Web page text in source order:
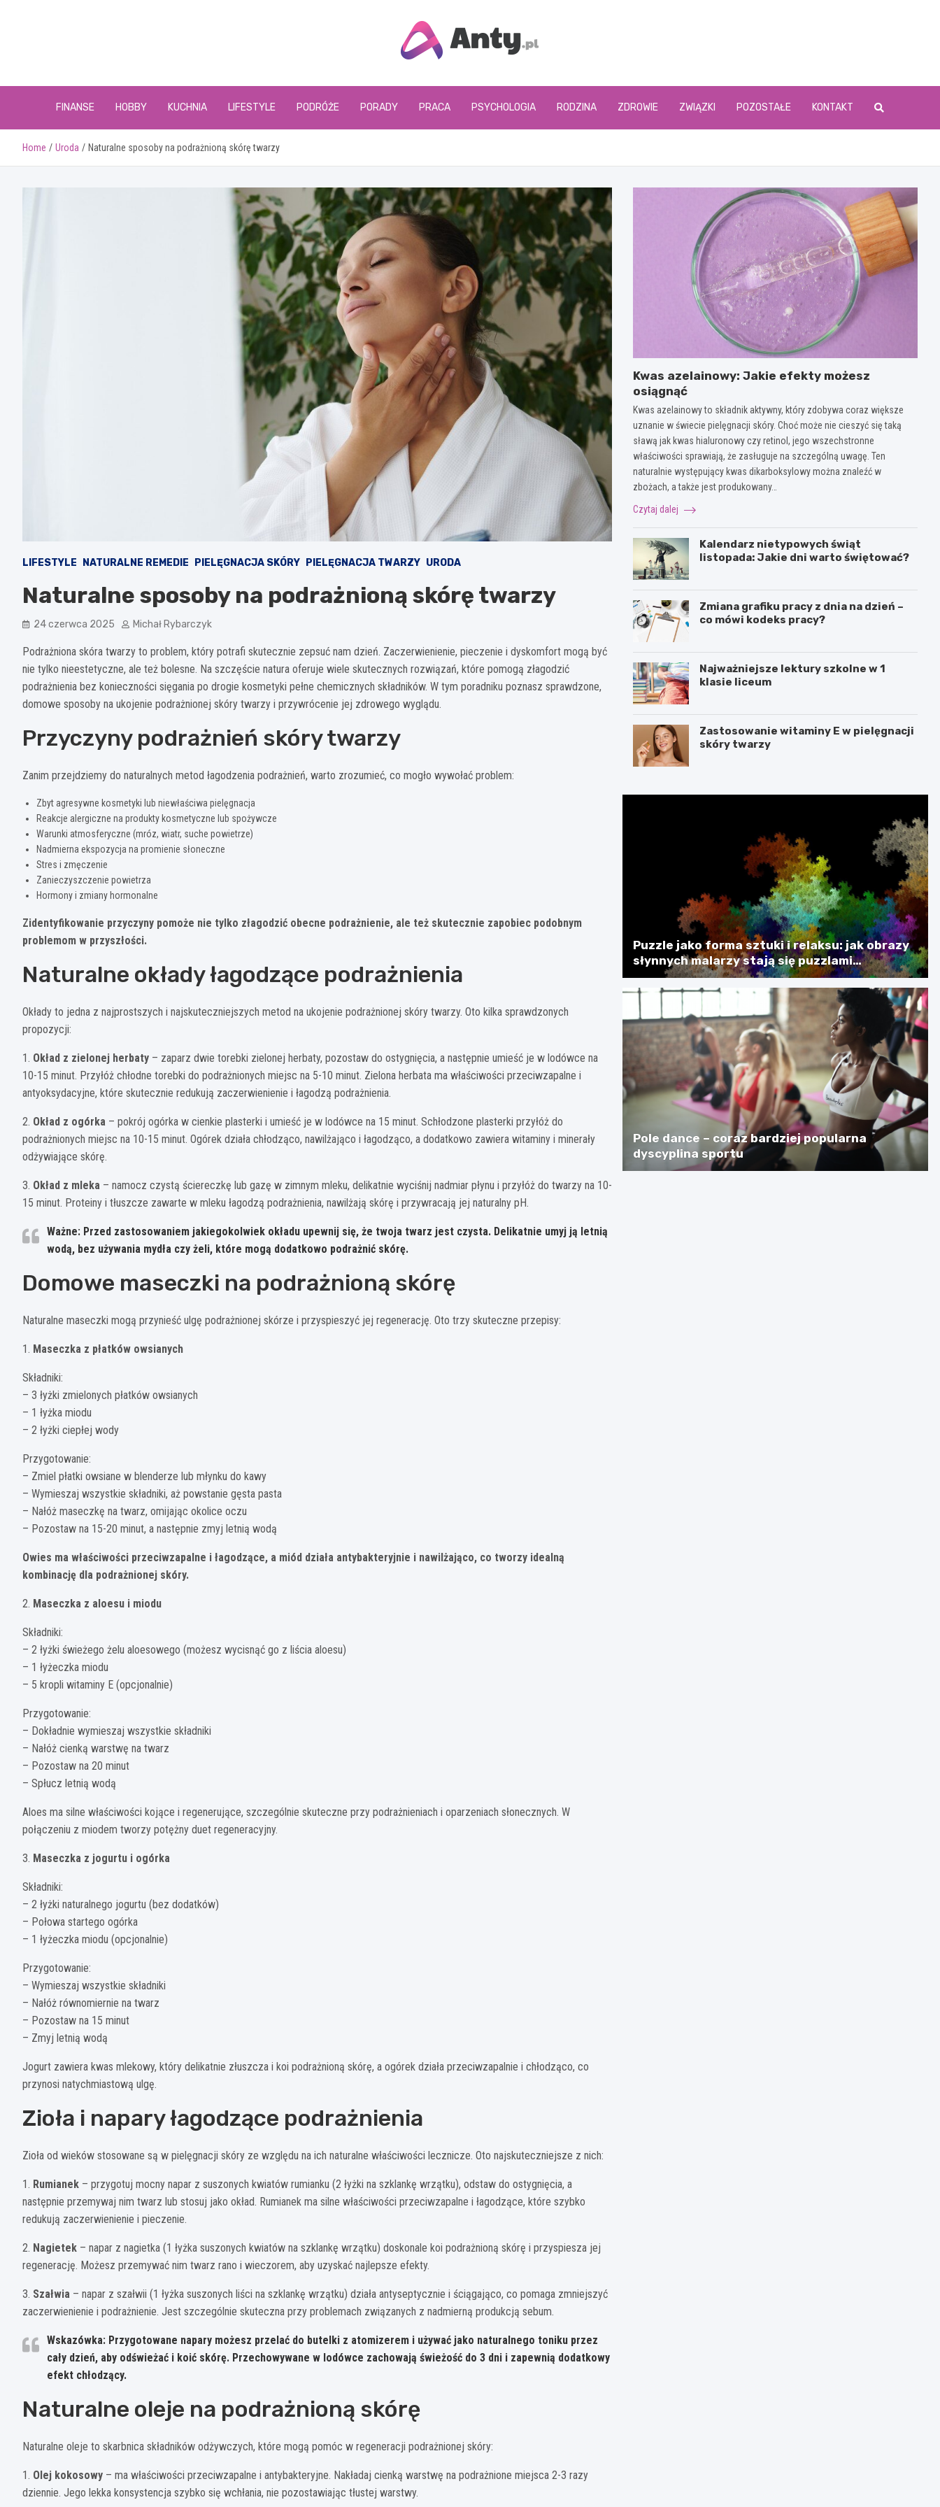
www.anty.pl
FINANSE HOBBY KUCHNIA LIFESTYLE PODRÓŻE PORADY PRACA PSYCHOLOGIA RODZINA ZDROWIE ZWIĄZKI POZOSTAŁE KONTAKT
Home Uroda Naturalne sposoby na podrażnioną skórę twarzy
LIFESTYLE NATURALNE REMEDIE PIELĘGNACJA SKÓRY PIELĘGNACJA TWARZY URODA
Naturalne sposoby na podrażnioną skórę twarzy
24 czerwca 2025 Michał Rybarczyk
Podrażniona skóra twarzy to problem, który potrafi skutecznie zepsuć nam dzień. Zaczerwienienie, pieczenie i dyskomfort mogą być
nie tylko nieestetyczne, ale też bolesne. Na szczęście natura oferuje wiele skutecznych rozwiązań, które pomogą złagodzić
podrażnienia bez konieczności sięgania po drogie kosmetyki pełne chemicznych składników. W tym poradniku poznasz sprawdzone,
domowe sposoby na ukojenie podrażnionej skóry twarzy i przywrócenie jej zdrowego wyglądu.
Przyczyny podrażnień skóry twarzy
Zanim przejdziemy do naturalnych metod łagodzenia podrażnień, warto zrozumieć, co mogło wywołać problem:
Zbyt agresywne kosmetyki lub niewłaściwa pielęgnacja
Reakcje alergiczne na produkty kosmetyczne lub spożywcze
Warunki atmosferyczne (mróz, wiatr, suche powietrze)
Nadmierna ekspozycja na promienie słoneczne
Stres i zmęczenie
Zanieczyszczenie powietrza
Hormony i zmiany hormonalne
Zidentyfikowanie przyczyny pomoże nie tylko złagodzić obecne podrażnienie, ale też skutecznie zapobiec podobnym
problemom w przyszłości.
Naturalne okłady łagodzące podrażnienia
Okłady to jedna z najprostszych i najskuteczniejszych metod na ukojenie podrażnionej skóry twarzy. Oto kilka sprawdzonych
propozycji:
1. Okład z zielonej herbaty – zaparz dwie torebki zielonej herbaty, pozostaw do ostygnięcia, a następnie umieść je w lodówce na
10-15 minut. Przyłóż chłodne torebki do podrażnionych miejsc na 5-10 minut. Zielona herbata ma właściwości przeciwzapalne i
antyoksydacyjne, które skutecznie redukują zaczerwienienie i łagodzą podrażnienia.
2. Okład z ogórka – pokrój ogórka w cienkie plasterki i umieść je w lodówce na 15 minut. Schłodzone plasterki przyłóż do
podrażnionych miejsc na 10-15 minut. Ogórek działa chłodząco, nawilżająco i łagodząco, a dodatkowo zawiera witaminy i minerały
odżywiające skórę.
3. Okład z mleka – namocz czystą ściereczkę lub gazę w zimnym mleku, delikatnie wyciśnij nadmiar płynu i przyłóż do twarzy na 10-
15 minut. Proteiny i tłuszcze zawarte w mleku łagodzą podrażnienia, nawilżają skórę i przywracają jej naturalny pH.
Ważne: Przed zastosowaniem jakiegokolwiek okładu upewnij się, że twoja twarz jest czysta. Delikatnie umyj ją letnią
wodą, bez używania mydła czy żeli, które mogą dodatkowo podrażnić skórę.
Domowe maseczki na podrażnioną skórę
Naturalne maseczki mogą przynieść ulgę podrażnionej skórze i przyspieszyć jej regenerację. Oto trzy skuteczne przepisy:
1. Maseczka z płatków owsianych
Składniki:
– 3 łyżki zmielonych płatków owsianych
– 1 łyżka miodu
– 2 łyżki ciepłej wody
Przygotowanie:
– Zmiel płatki owsiane w blenderze lub młynku do kawy
– Wymieszaj wszystkie składniki, aż powstanie gęsta pasta
– Nałóż maseczkę na twarz, omijając okolice oczu
– Pozostaw na 15-20 minut, a następnie zmyj letnią wodą
Owies ma właściwości przeciwzapalne i łagodzące, a miód działa antybakteryjnie i nawilżająco, co tworzy idealną
kombinację dla podrażnionej skóry.
2. Maseczka z aloesu i miodu
Składniki:
– 2 łyżki świeżego żelu aloesowego (możesz wycisnąć go z liścia aloesu)
– 1 łyżeczka miodu
– 5 kropli witaminy E (opcjonalnie)
Przygotowanie:
– Dokładnie wymieszaj wszystkie składniki
– Nałóż cienką warstwę na twarz
– Pozostaw na 20 minut
– Spłucz letnią wodą
Aloes ma silne właściwości kojące i regenerujące, szczególnie skuteczne przy podrażnieniach i oparzeniach słonecznych. W
połączeniu z miodem tworzy potężny duet regeneracyjny.
3. Maseczka z jogurtu i ogórka
Składniki:
– 2 łyżki naturalnego jogurtu (bez dodatków)
– Połowa startego ogórka
– 1 łyżeczka miodu (opcjonalnie)
Przygotowanie:
– Wymieszaj wszystkie składniki
– Nałóż równomiernie na twarz
– Pozostaw na 15 minut
– Zmyj letnią wodą
Jogurt zawiera kwas mlekowy, który delikatnie złuszcza i koi podrażnioną skórę, a ogórek działa przeciwzapalnie i chłodząco, co
przynosi natychmiastową ulgę.
Zioła i napary łagodzące podrażnienia
Zioła od wieków stosowane są w pielęgnacji skóry ze względu na ich naturalne właściwości lecznicze. Oto najskuteczniejsze z nich:
1. Rumianek – przygotuj mocny napar z suszonych kwiatów rumianku (2 łyżki na szklankę wrzątku), odstaw do ostygnięcia, a
następnie przemywaj nim twarz lub stosuj jako okład. Rumianek ma silne właściwości przeciwzapalne i łagodzące, które szybko
redukują zaczerwienienie i pieczenie.
2. Nagietek – napar z nagietka (1 łyżka suszonych kwiatów na szklankę wrzątku) doskonale koi podrażnioną skórę i przyspiesza jej
regenerację. Możesz przemywać nim twarz rano i wieczorem, aby uzyskać najlepsze efekty.
3. Szałwia – napar z szałwii (1 łyżka suszonych liści na szklankę wrzątku) działa antyseptycznie i ściągająco, co pomaga zmniejszyć
zaczerwienienie i podrażnienie. Jest szczególnie skuteczna przy problemach związanych z nadmierną produkcją sebum.
Wskazówka: Przygotowane napary możesz przelać do butelki z atomizerem i używać jako naturalnego toniku przez
cały dzień, aby odświeżać i koić skórę. Przechowywane w lodówce zachowają świeżość do 3 dni i zapewnią dodatkowy
efekt chłodzący.
Naturalne oleje na podrażnioną skórę
Naturalne oleje to skarbnica składników odżywczych, które mogą pomóc w regeneracji podrażnionej skóry:
1. Olej kokosowy – ma właściwości przeciwzapalne i antybakteryjne. Nakładaj cienką warstwę na podrażnione miejsca 2-3 razy
dziennie. Jego lekka konsystencja szybko się wchłania, nie pozostawiając tłustej warstwy.
Kwas azelainowy: Jakie efekty możesz
osiągnąć
Kwas azelainowy to składnik aktywny, który zdobywa coraz większe
uznanie w świecie pielęgnacji skóry. Choć może nie cieszyć się taką
sławą jak kwas hialuronowy czy retinol, jego wszechstronne
właściwości sprawiają, że zasługuje na szczególną uwagę. Ten
naturalnie występujący kwas dikarboksylowy można znaleźć w
zbożach, a także jest produkowany…
Czytaj dalej
Kalendarz nietypowych świąt
listopada: Jakie dni warto świętować?
Zmiana grafiku pracy z dnia na dzień –
co mówi kodeks pracy?
Najważniejsze lektury szkolne w 1
klasie liceum
Zastosowanie witaminy E w pielęgnacji
skóry twarzy
Puzzle jako forma sztuki i relaksu: jak obrazy
słynnych malarzy stają się puzzlami
artystycznymi
Pole dance – coraz bardziej popularna
dyscyplina sportu